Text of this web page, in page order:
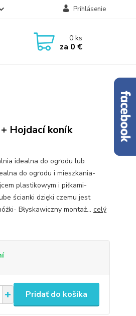
Prihlásenie
0ks
za 0 €
Hojdací koník
idealna do ogrodu lub
do ogrodu i mieszkania-
plastikowym i piłkami-
ścianki dzięki czemu jest
Błyskawiczny montaż... celý
Pridať do košíka